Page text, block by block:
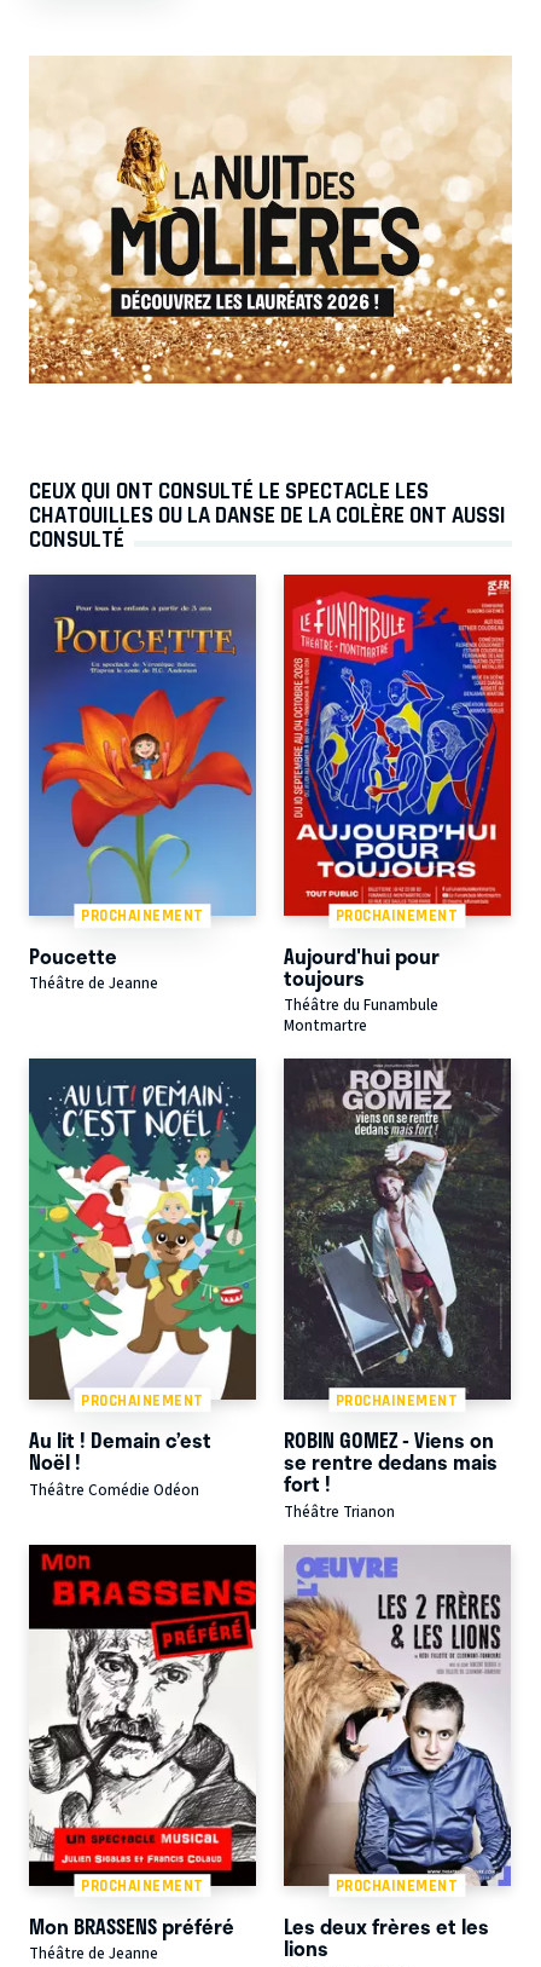
CEUX QUI ONT CONSULTÉ LE SPECTACLE LES
CHATOUILLES OU LA DANSE DE LA COLÈRE ONT AUSSI
CONSULTÉ
PROCHAINEMENT
Poucette
Théâtre de Jeanne
PROCHAINEMENT
Aujourd'hui pour
toujours
Théâtre du Funambule
Montmartre
PROCHAINEMENT
Au lit ! Demain c’est
Noël !
Théâtre Comédie Odéon
PROCHAINEMENT
ROBIN GOMEZ - Viens on
se rentre dedans mais
fort !
Théâtre Trianon
PROCHAINEMENT
Mon BRASSENS préféré
Théâtre de Jeanne
PROCHAINEMENT
Les deux frères et les
lions